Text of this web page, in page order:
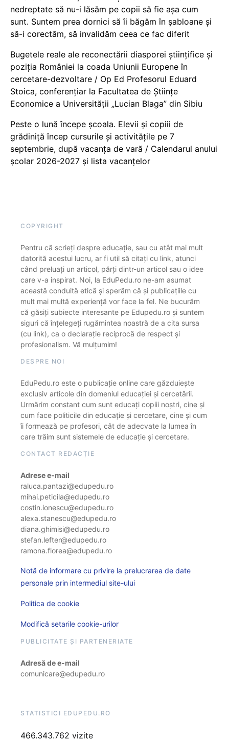
nedreptate să nu-i lăsăm pe copii să fie așa cum
sunt. Suntem prea dornici să îi băgăm în șabloane și
să-i corectăm, să invalidăm ceea ce fac diferit
Bugetele reale ale reconectării diasporei științifice și
poziția României la coada Uniunii Europene în
cercetare-dezvoltare / Op Ed Profesorul Eduard
Stoica, conferențiar la Facultatea de Științe
Economice a Universității „Lucian Blaga” din Sibiu
Peste o lună începe școala. Elevii și copiii de
grădiniță încep cursurile și activitățile pe 7
septembrie, după vacanța de vară / Calendarul anului
școlar 2026-2027 și lista vacanțelor
COPYRIGHT
Pentru că scrieți despre educație, sau cu atât mai mult
datorită acestui lucru, ar fi util să citați cu link, atunci
când preluați un articol, părți dintr-un articol sau o idee
care v-a inspirat. Noi, la EduPedu.ro ne-am asumat
această conduită etică și sperăm că și publicațiile cu
mult mai multă experiență vor face la fel. Ne bucurăm
că găsiți subiecte interesante pe Edupedu.ro și suntem
siguri că înțelegeți rugămintea noastră de a cita sursa
(cu link), ca o declarație reciprocă de respect și
profesionalism. Vă mulțumim!
DESPRE NOI
EduPedu.ro este o publicație online care găzduiește
exclusiv articole din domeniul educației și cercetării.
Urmărim constant cum sunt educați copiii noștri, cine și
cum face politicile din educație și cercetare, cine și cum
îi formează pe profesori, cât de adecvate la lumea în
care trăim sunt sistemele de educație și cercetare.
CONTACT REDACȚIE
Adrese e-mail
raluca.pantazi@edupedu.ro
mihai.peticila@edupedu.ro
costin.ionescu@edupedu.ro
alexa.stanescu@edupedu.ro
diana.ghimisi@edupedu.ro
stefan.lefter@edupedu.ro
ramona.florea@edupedu.ro
Notă de informare cu privire la prelucrarea de date
personale prin intermediul site-ului
Politica de cookie
Modifică setarile cookie-urilor
PUBLICITATE ȘI PARTENERIATE
Adresă de e-mail
comunicare@edupedu.ro
STATISTICI EDUPEDU.RO
466.343.762 vizite